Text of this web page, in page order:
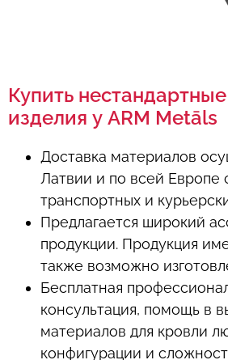
Купить
изделия у ARM Metāls
Доставка материалов
Латвии и по всей Европе
транспортных и
Предлагается широкий
продукции. Продукция
также возможно
Бесплатная
консультация, помощь в
материалов для кровли
конфигурации и